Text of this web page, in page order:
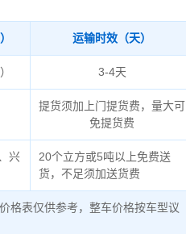
运输时效（天）
3-4天
提货须加上门提货费，量大可
免提货费
兴
20个立方或5吨以上免费送
货，不足须加送货费
格表仅供参考，整车价格按车型议